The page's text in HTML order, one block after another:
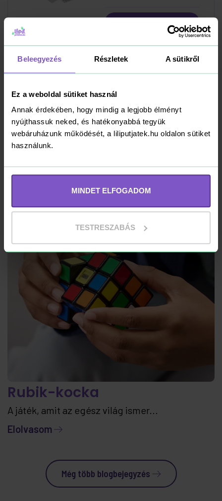
Beleegyezés Részletek A sütikről
Ez a weboldal sütiket használ
Annak érdekében, hogy mindig a legjobb élményt
nyújthassuk neked, és hatékonyabbá tegyük
webáruházunk működését, a liliputjatek.hu oldalon sütiket
használunk.
MINDET ELFOGADOM
TESTRESZABÁS
További termékek betöltése
Ezt sugták a manók
Rubik-kocka
A játék, amit az egész világ ismer...
Elolvasom
Még több blogbejegyzés